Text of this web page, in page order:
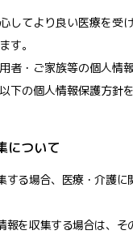
してより良い医療を受
す。
者・ご家族等の個人情
下の個人情報保護方針
について
する場合、医療・介護に
報を収集する場合は、そ